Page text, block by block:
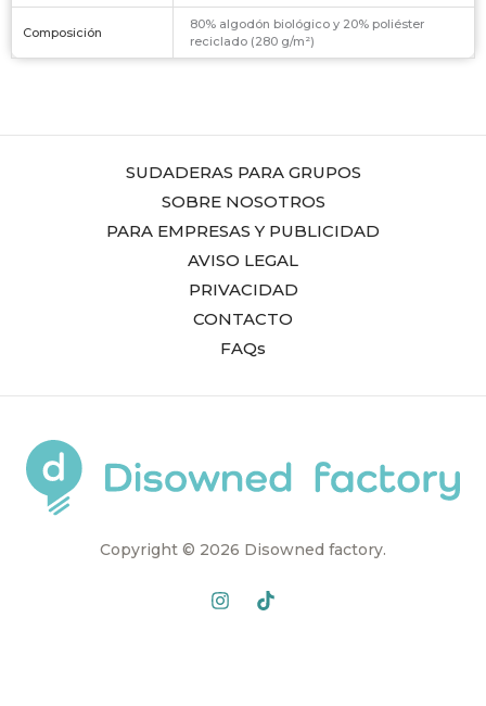
Composición
80% algodón biológico y 20% poliéster
reciclado (280 g/m²)
SUDADERAS PARA GRUPOS
SOBRE NOSOTROS
PARA EMPRESAS Y PUBLICIDAD
AVISO LEGAL
PRIVACIDAD
CONTACTO
FAQs
Copyright © 2026 Disowned factory.